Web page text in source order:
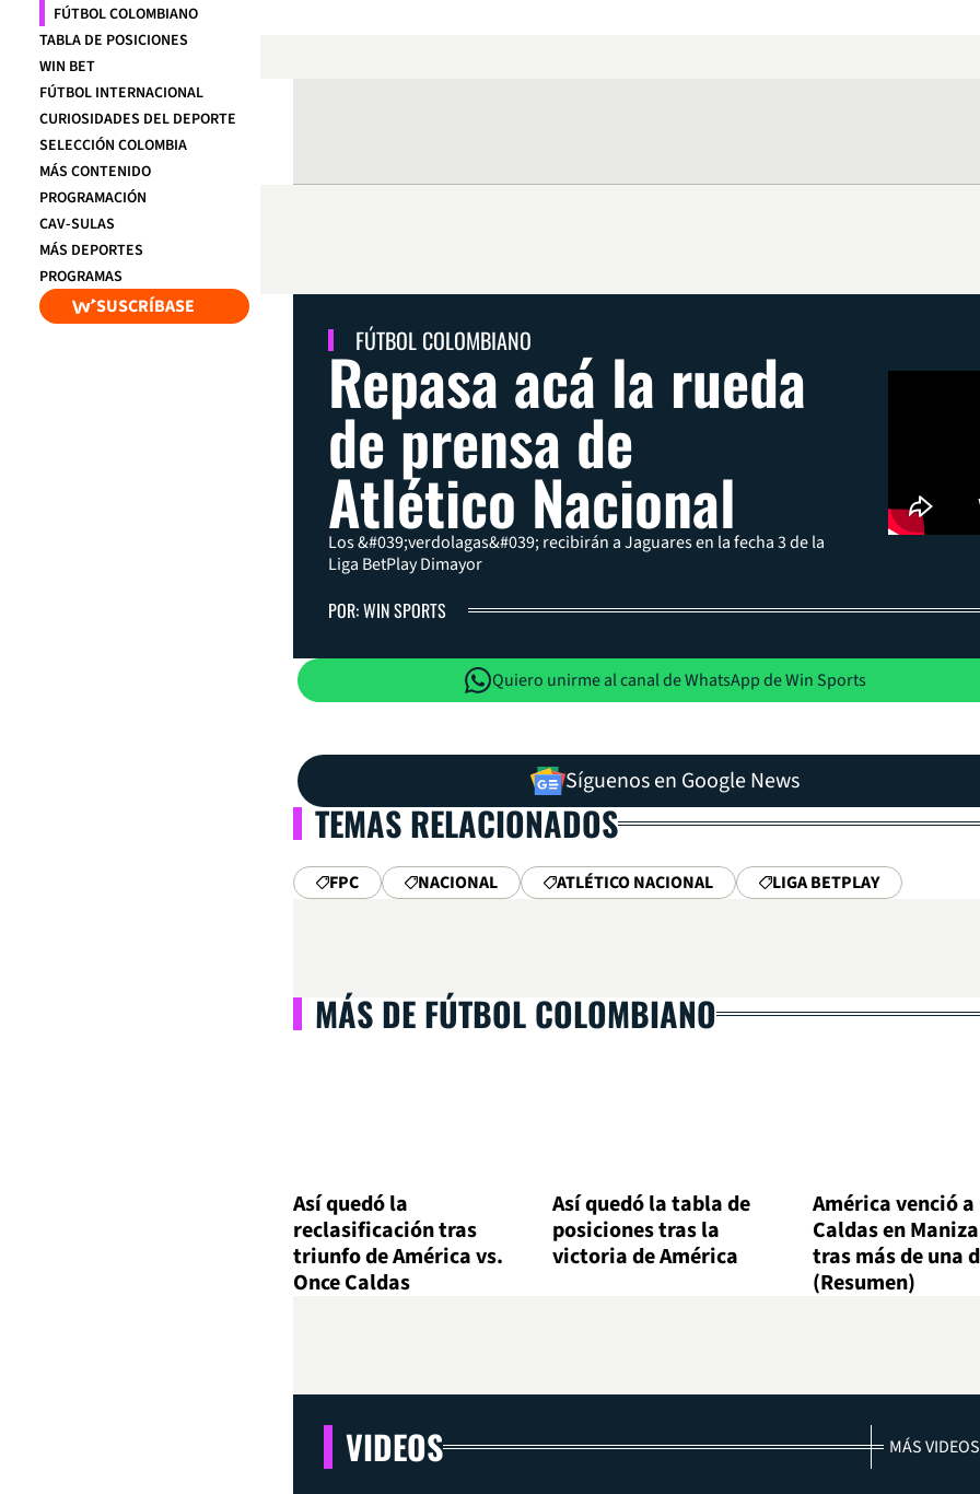
FÚTBOL COLOMBIANO
TABLA DE POSICIONES
WIN BET
FÚTBOL INTERNACIONAL
CURIOSIDADES DEL DEPORTE
SELECCIÓN COLOMBIA
MÁS CONTENIDO
PROGRAMACIÓN
CAV-SULAS
MÁS DEPORTES
PROGRAMAS
SUSCRÍBASE
FÚTBOL COLOMBIANO
Repasa acá la rueda
de prensa de
Atlético Nacional
Los &#039;verdolagas&#039; recibirán a Jaguares en la fecha 3 de la
Liga BetPlay Dimayor
POR: WIN SPORTS
Quiero unirme al canal de WhatsApp de Win Sports
Síguenos en Google News
TEMAS RELACIONADOS
FPC NACIONAL ATLÉTICO NACIONAL LIGA BETPLAY
MÁS DE FÚTBOL COLOMBIANO
Así quedó la
reclasificación tras
triunfo de América vs.
Once Caldas
Así quedó la tabla de
posiciones tras la
victoria de América
América venció a
Caldas en
tras más de una
(Resumen)
VIDEOS MÁS VIDEOS